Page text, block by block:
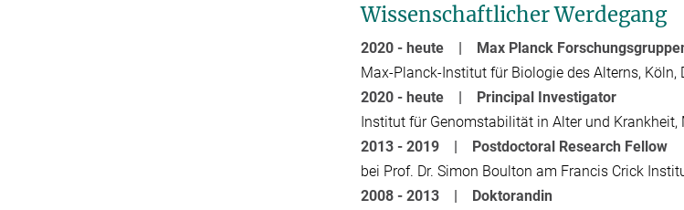
Wissenschaftlicher Werdegang
2020 - heute | Max Planck
Max-Planck-Institut für Biologie des Alterns, Köln,
2020 - heute | Principal Investigator
Institut für Genomstabilität in Alter und
2013 - 2019 | Postdoctoral Research Fellow
bei Prof. Dr. Simon Boulton am Francis Crick
2008 - 2013 | Doktorandin